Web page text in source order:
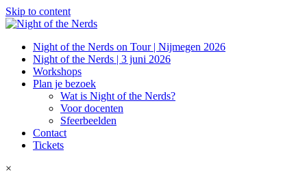
Skip to content
Night of the Nerds on Tour | Nijmegen 2026
Night of the Nerds | 3 juni 2026
Workshops
Plan je bezoek
Wat is Night of the Nerds?
Voor docenten
Sfeerbeelden
Contact
Tickets
×